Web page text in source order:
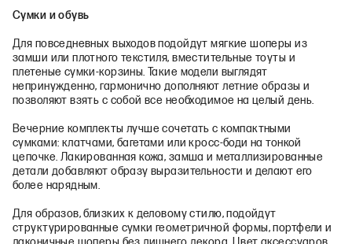
Сумки и обувь
Для повседневных выходов подойдут мягкие шоперы из
замши или плотного текстиля, вместительные тоуты и
плетеные сумки-корзины. Такие модели выглядят
непринужденно, гармонично дополняют летние образы и
позволяют взять с собой все необходимое на целый день.
Вечерние комплекты лучше сочетать с компактными
сумками: клатчами, багетами или кросс-боди на тонкой
цепочке. Лакированная кожа, замша и металлизированные
детали добавляют образу выразительности и делают его
более нарядным.
Для образов, близких к деловому стилю, подойдут
структурированные сумки геометричной формы, портфели и